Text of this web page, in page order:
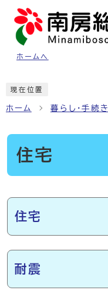
ページの先頭です
ホームへ
現在位置
ホーム 暮らし・手続き
住宅
メインメニュー
住宅
耐震